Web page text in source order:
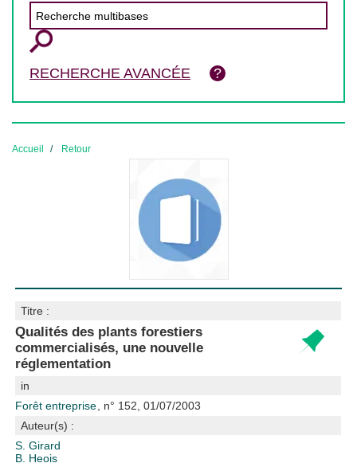
RECHERCHE AVANCÉE
Accueil Retour
Titre :
Qualités des plants forestiers
commercialisés, une nouvelle
réglementation
in
Forêt entreprise , n° 152, 01/07/2003
Auteur(s) :
S. Girard
B. Heois